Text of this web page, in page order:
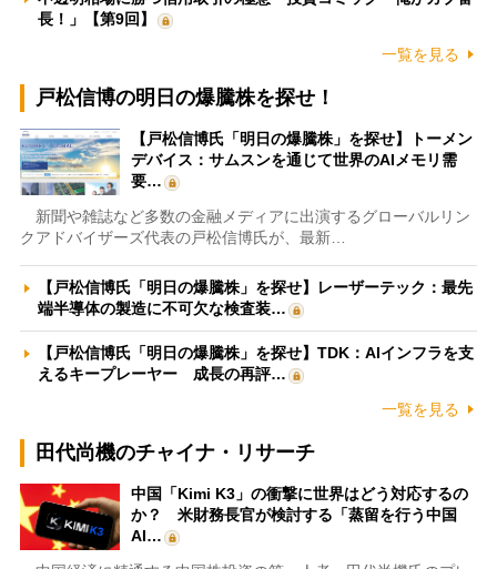
長！」【第9回】
一覧を見る
戸松信博の明日の爆騰株を探せ！
【戸松信博氏「明日の爆騰株」を探せ】トーメン
デバイス：サムスンを通じて世界のAIメモリ需
要…
新聞や雑誌など多数の金融メディアに出演するグローバルリン
クアドバイザーズ代表の戸松信博氏が、最新…
【戸松信博氏「明日の爆騰株」を探せ】レーザーテック：最先
端半導体の製造に不可欠な検査装…
【戸松信博氏「明日の爆騰株」を探せ】TDK：AIインフラを支
えるキープレーヤー 成長の再評…
一覧を見る
田代尚機のチャイナ・リサーチ
中国「Kimi K3」の衝撃に世界はどう対応するの
か？ 米財務長官が検討する「蒸留を行う中国
AI…